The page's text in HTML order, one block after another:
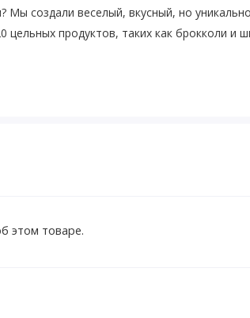
Мы создали веселый, вкусный, но
цельных продуктов, таких как брокколи и
БОЛЬШЕ необходимого детям
добавки давать детям по 2 жевательные
этом товаре.